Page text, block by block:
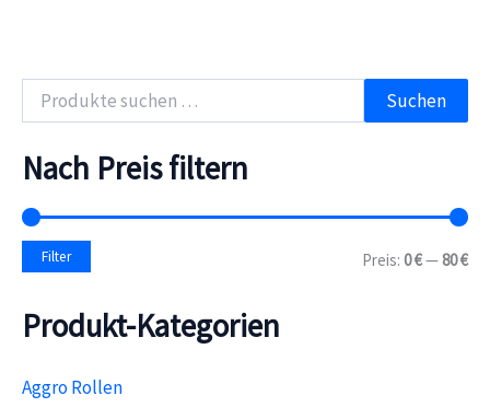
h
e
n
a
Suchen
Nach Preis filtern
MM
Filter Preis: 0 €— 80 €
Produkt-Kategorien
Aggro Rollen